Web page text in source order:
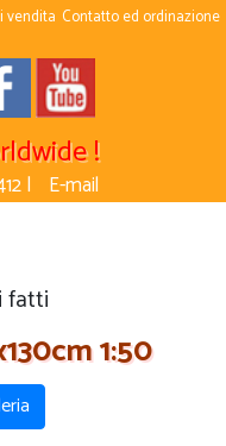
vendita Contatto ed ordinazione
!
| E-mail
fatti
1:50